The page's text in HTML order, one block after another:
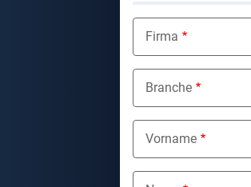
Firma
Branche
Nothing selected
Vorname